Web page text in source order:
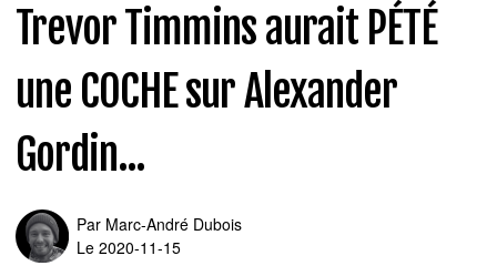
Trevor Timmins aurait PÉTÉ
une COCHE sur Alexander
Gordin...
Par Marc-André Dubois
Le 2020-11-15